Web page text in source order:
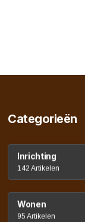
Categorieën
Inrichting
142 Artikelen
Wonen
95 Artikelen